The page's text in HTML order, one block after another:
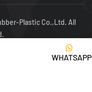
Plastic Co.,Ltd. All
RÉSEAU
WHATSAPP